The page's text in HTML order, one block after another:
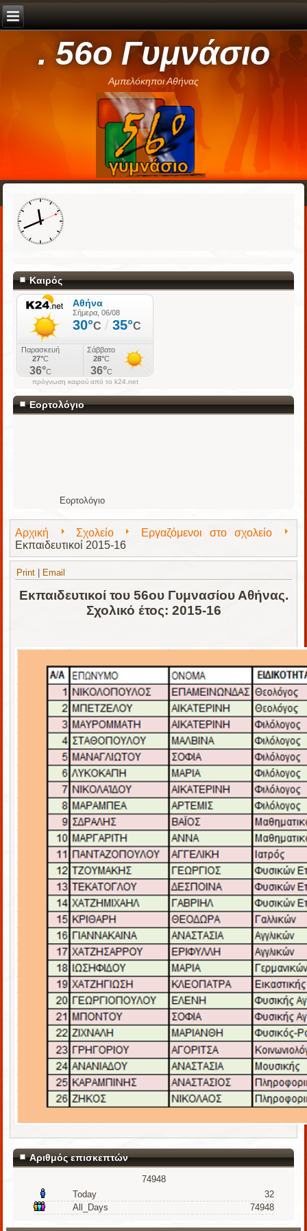
. 56ο Γυμνάσιο
Αμπελόκηποι Αθήνας
Καιρός
πρόγνωση καιρού από το k24.net
Εορτολόγιο
Εορτολόγιο
Αρχική Σχολείο
Εργαζόμενοι στο σχολείο
Εκπαιδευτικοί 2015-16
Print Email
Εκπαιδευτικοί του 56ου Γυμνασίου Αθήνας.
Σχολικό έτος: 2015-16
Αριθμός επισκεπτών
74948
Today
32
All_Days
74948